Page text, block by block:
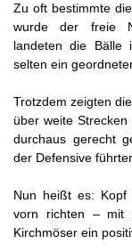
Zu oft bestimmte
wurde der freie
landeten die Bälle
selten ein
Trotzdem zeigten
über weite
durchaus gerecht
der Defensive
Nun heißt es: Kopf
vorn richten – mit
Kirchmöser ein